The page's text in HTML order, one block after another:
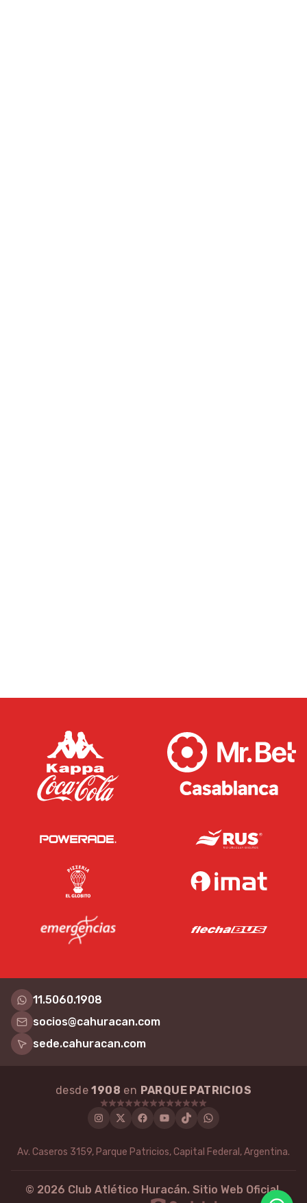
11.5060.1908
socios@cahuracan.com
sede.cahuracan.com
desde1908 en PARQUE PATRICIOS
Instagram
TwitterFacebook
Youtube
TiktokWhatsApp
Av. Caseros 3159, Parque Patricios, Capital Federal, Argentina.
© 2026 Club Atlético Huracán. Sitio Web Oficial.